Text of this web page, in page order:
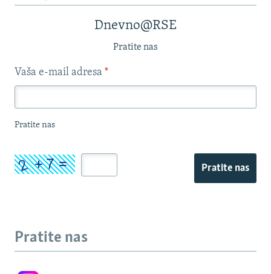
Dnevno@RSE
Pratite nas
Vaša e-mail adresa *
Pratite nas
Pratite nas
Pratite nas